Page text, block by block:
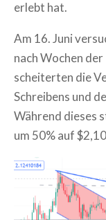
erlebt hat.
Am 16. Juni
nach Wochen
scheiterten die
Schreibens und
Während dieses
um 50% auf